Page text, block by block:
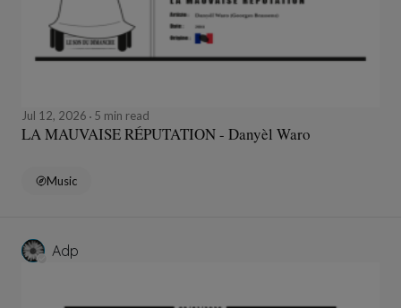
Jul 12, 2026 5 min read
LA MAUVAISE RÉPUTATION - Danyèl Waro
Music
Adp